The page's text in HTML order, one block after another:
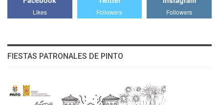
Likes Followers Followers
FIESTAS PATRONALES DE PINTO